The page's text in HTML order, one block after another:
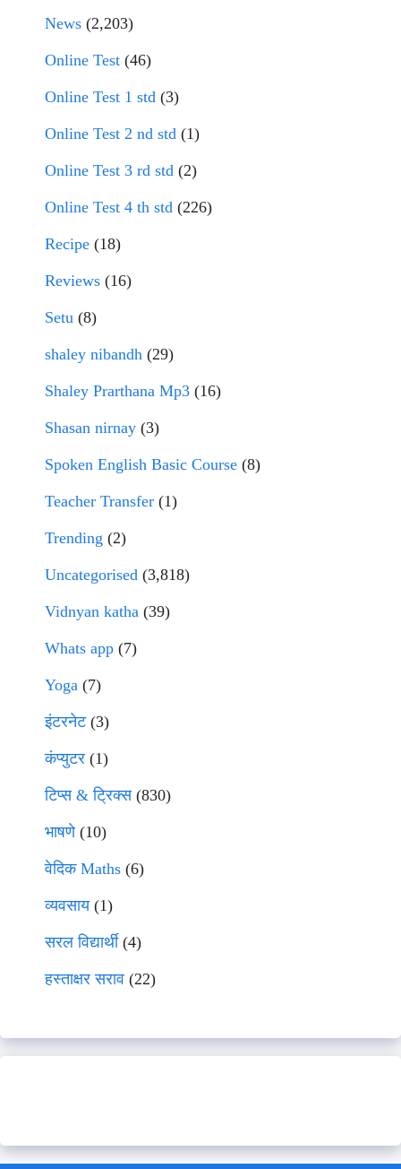
News (2,203)
Online Test (46)
Online Test 1 std (3)
Online Test 2 nd std (1)
Online Test 3 rd std (2)
Online Test 4 th std (226)
Recipe (18)
Reviews (16)
Setu (8)
shaley nibandh (29)
Shaley Prarthana Mp3 (16)
Shasan nirnay (3)
Spoken English Basic Course (8)
Teacher Transfer (1)
Trending (2)
Uncategorised (3,818)
Vidnyan katha (39)
Whats app (7)
Yoga (7)
इंटरनेट(3)
कंप्युटर (1)
टिप्स & ट्रिक्स(830)
भाषणे(10)
वेदिक Maths (6)
व्यवसाय(1)
सरल विद्यार्थी(4)
हस्ताक्षर सराव (22)